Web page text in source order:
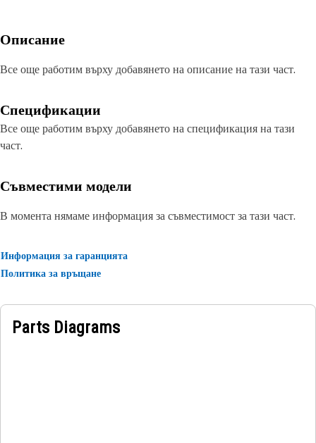
Описание
Все още работим върху добавянето на описание на тази част.
Спецификации
Все още работим върху добавянето на спецификация на тази
част.
Съвместими модели
В момента нямаме информация за съвместимост за тази част.
Информация за гаранцията
Политика за връщане
Parts Diagrams